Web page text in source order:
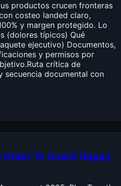
productos crucen fronteras
costeo landed claro,
y margen protegido. Lo
(dolores típicos) Qué
ejecutivo) Documentos,
y permisos por
crítica de
secuencia documental con
Order To Ozwin Happy